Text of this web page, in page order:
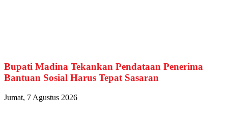
Bupati Madina Tekankan Pendataan Penerima
Bantuan Sosial Harus Tepat Sasaran
Jumat, 7 Agustus 2026